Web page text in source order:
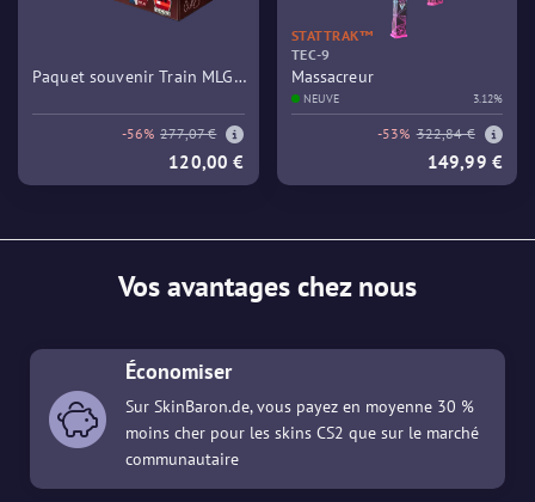
Paquet souvenir Train MLG
-56% 277,07 €
120,00 €
STATTRAK™
TEC-9
Massacreur
NEUVE 3.12%
-53% 322,84 €
149,99 €
Vos avantages chez nous
Économiser
Sur SkinBaron.de, vous payez en moyenne 30 %
moins cher pour les skins CS2 que sur le marché
communautaire